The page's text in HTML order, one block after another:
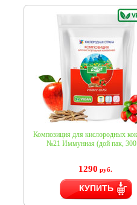
Композиция для кислородных
№21 Иммунная (дой пак, 300
1290 руб.
КУПИТЬ